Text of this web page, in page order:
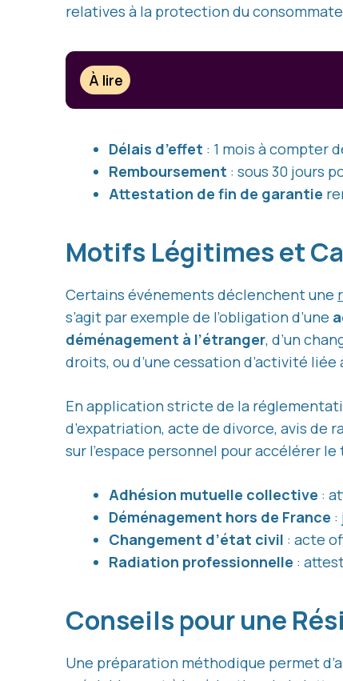
relatives à la protection du
À lire
Délais d’effet : 1 mois à compter
Remboursement : sous 30 jours
Attestation de fin de garantie
Motifs Légitimes et
Certains événements déclenchent une
s’agit par exemple de l’obligation d’une
déménagement à l’étranger, d’un
droits, ou d’une cessation d’activité
En application stricte de la
d’expatriation, acte de divorce, avis de
sur l’espace personnel pour accélérer
Adhésion mutuelle collective :
Déménagement hors de France :
Changement d’état civil : acte
Radiation professionnelle :
Conseils pour une
Une préparation méthodique permet